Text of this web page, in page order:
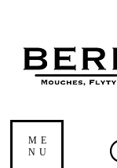
ME
NU